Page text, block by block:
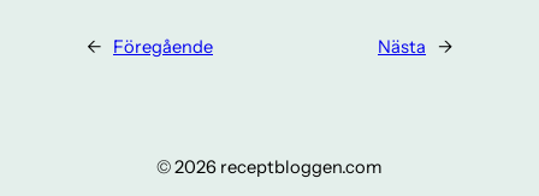
← Föregående Nästa →
© 2026 receptbloggen.com